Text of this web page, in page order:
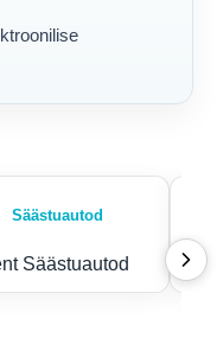
Säästuautod